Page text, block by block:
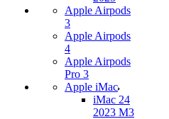
Apple Airpods
3
Apple Airpods
4
Apple Airpods
Pro 3
Apple iMac
iMac 24
2023 M3